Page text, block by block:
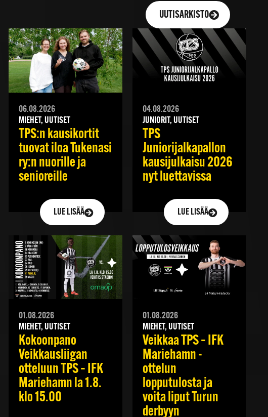
UUTISARKISTO
06.08.2026
MIEHET, UUTISET
TPS:n kausikortit
tuovat iloa Tukenasi
ry:n nuorille ja
senioreille
LUE LISÄÄ
04.08.2026
JUNIORIT, UUTISET
TPS
Juniorijalkapallon
kausijulkaisu 2026
nyt luettavissa
LUE LISÄÄ
01.08.2026
MIEHET, UUTISET
Kokoonpano
Veikkausliigan
otteluun TPS – IFK
Mariehamn la 1.8.
klo 15.00
01.08.2026
MIEHET, UUTISET
Veikkaa TPS – IFK
Mariehamn -
ottelun
lopputulosta ja
voita liput Turun
derbyyn